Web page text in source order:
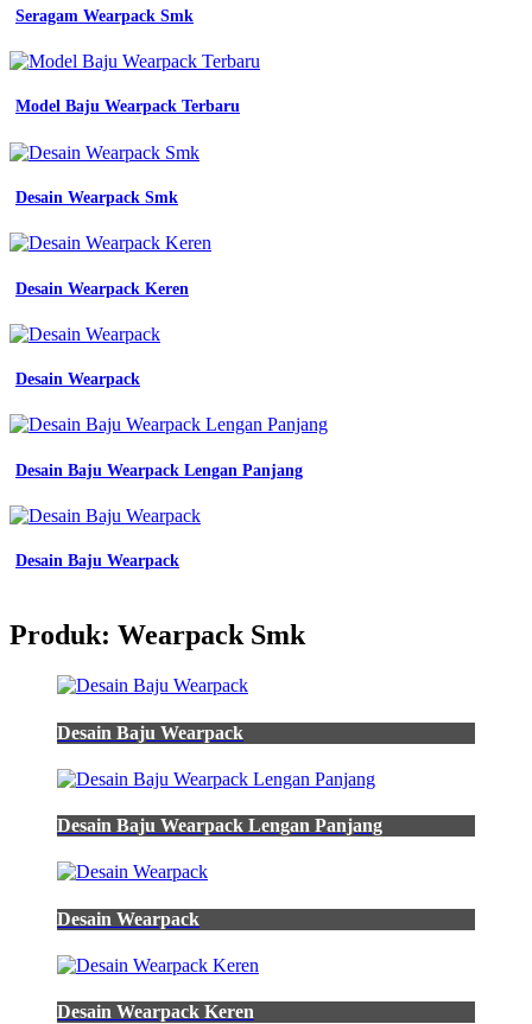
Seragam Wearpack Smk
Model Baju Wearpack Terbaru
Desain Wearpack Smk
Desain Wearpack Keren
Desain Wearpack
Desain Baju Wearpack Lengan Panjang
Desain Baju Wearpack
Produk: Wearpack Smk
Desain Baju Wearpack
Desain Baju Wearpack Lengan Panjang
Desain Wearpack
Desain Wearpack Keren